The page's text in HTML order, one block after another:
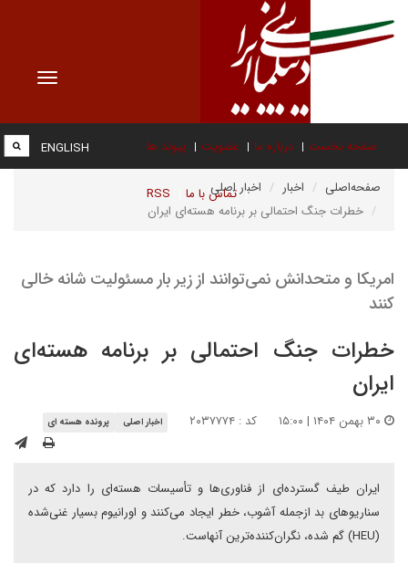
Toggle
صفحه نخست درباره ما عضویت پیوند ها
تماس با ما RSS
ENGLISH
صفحه‌اصلی اخبار
اخبار اصلی
خطرات جنگ احتمالی بر برنامه هسته‌ای ایران
امریکا و متحدانش نمی‌توانند از زیر بار مسئولیت شانه خالی
کنند
خطرات جنگ احتمالی بر برنامه هسته‌ای
ایران
کد : ۲۰۳۷۷۷۴ اخبار اصلی پرونده هسته ای
ایران طیف گسترده‌ای از فناوری‌ها و تأسیسات هسته‌ای را دارد که در
سناریوهای بد ازجمله آشوب، خطر ایجاد می‌کنند و اورانیوم بسیار غنی‌شده
(HEU) گم شده، نگران‌کننده‌ترین آنهاست.